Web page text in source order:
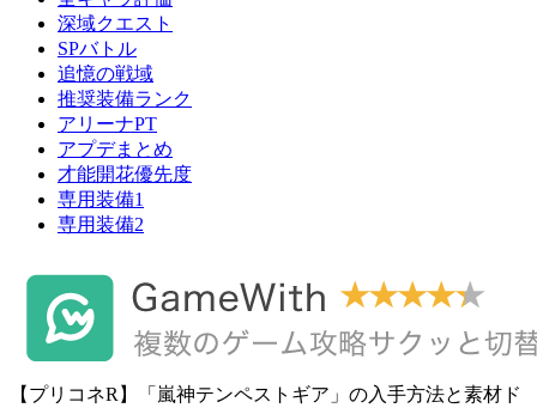
深域クエスト
SPバトル
追憶の戦域
推奨装備ランク
アリーナPT
アプデまとめ
才能開花優先度
専用装備1
専用装備2
【プリコネR】「嵐神テンペストギア」の入手方法と素材ド